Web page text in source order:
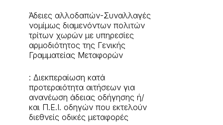
Άδειες αλλοδαπών-Συναλλαγές
νομίμως διαμενόντων πολιτών
τρίτων χωρών με υπηρεσίες
αρμοδιότητος της Γενικής
Γραμματείας Μεταφορών
: Διεκπεραίωση κατά
προτεραιότητα αιτήσεων για
ανανέωση άδειας οδήγησης ή/
και Π.Ε.Ι. οδηγών που εκτελούν
διεθνείς οδικές μεταφορές